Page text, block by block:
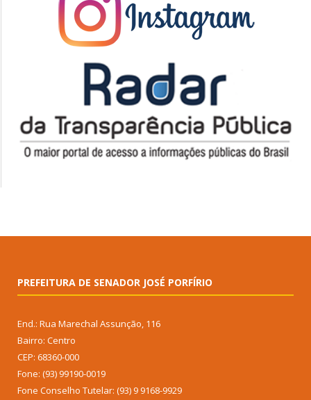
PREFEITURA DE SENADOR JOSÉ PORFÍRIO
End.: Rua Marechal Assunção, 116
Bairro: Centro
CEP: 68360-000
Fone: (93) 99190-0019
Fone Conselho Tutelar: (93) 9 9168-9929